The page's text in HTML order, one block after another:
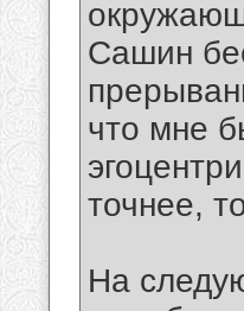
Сашин
что мне
точнее,
На